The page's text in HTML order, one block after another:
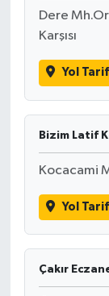
Dere
Karşısı
Yol
Bizim Latif
Kocacami
Yol
Çakır